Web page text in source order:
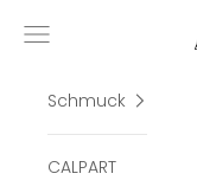
Menü
Schmuck
CALPART